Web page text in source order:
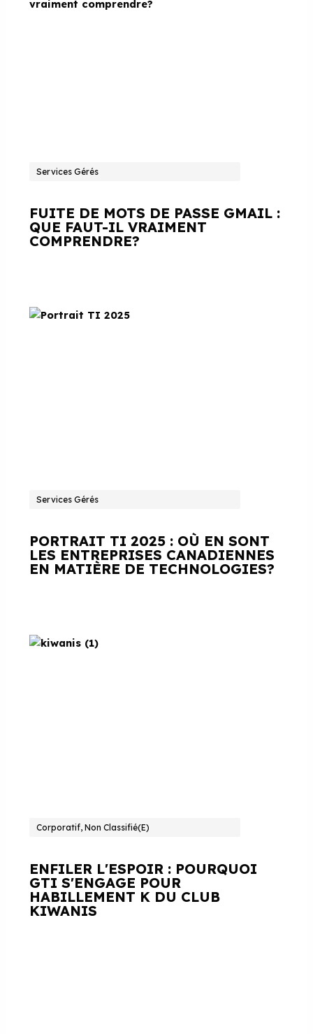
Services Gérés
FUITE DE MOTS DE PASSE GMAIL :
QUE FAUT-IL VRAIMENT
COMPRENDRE?
Services Gérés
PORTRAIT TI 2025 : OÙ EN SONT
LES ENTREPRISES CANADIENNES
EN MATIÈRE DE TECHNOLOGIES?
Corporatif, Non Classifié(e)
ENFILER L'ESPOIR : POURQUOI
GTI S'ENGAGE POUR
HABILLEMENT K DU CLUB
KIWANIS